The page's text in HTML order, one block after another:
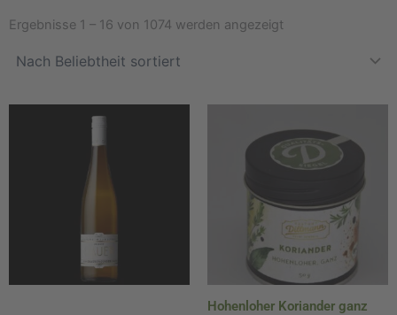
Ergebnisse 1 – 16 von 1074 werden angezeigt
Hohenloher Koriander ganz